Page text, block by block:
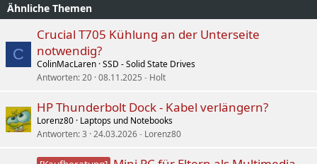
Ähnliche Themen
C
Crucial T705 Kühlung an der Unterseite
notwendig?
ColinMacLaren SSD - Solid State Drives
Antworten 20 08.11.2025 Holt
HP Thunderbolt Dock - Kabel verlängern?
Lorenz80 Laptops und Notebooks
Antworten 3 24.03.2026 Lorenz80